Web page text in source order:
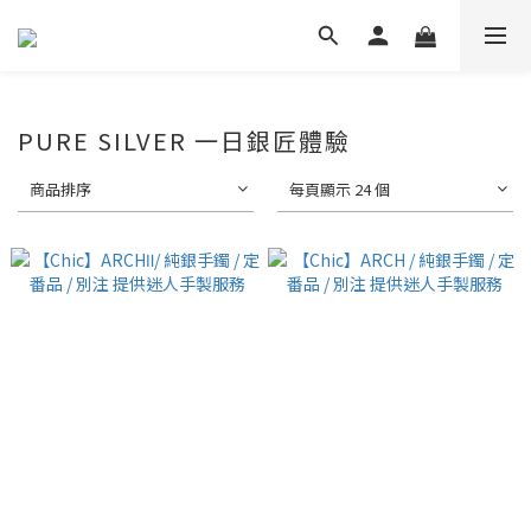
PURE SILVER 一日銀匠體驗
商品排序 每頁顯示 24 個